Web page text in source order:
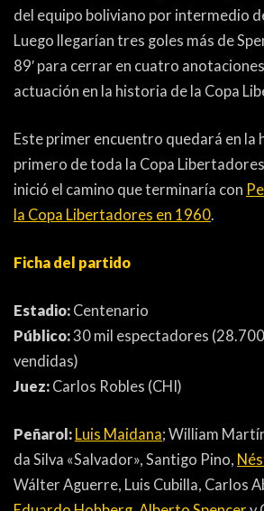
del equipo boliviano por intermedio
Luego llegarían tres goles más de
89′ para cerrar en cuatro
actuación en la historia de la Copa
Este primer encuentro quedará en la
primero de toda la Copa
inició el camino que terminaría con
la Copa Libertadores en 1960.
Ficha del partido
Estadio: Centenario
Público:30 mil espectadores
vendidas)
Juez: Carlos Robles (CHI)
Peñarol: Luis Maidana; William
da Silva «Salvador», Santigo Pino,
Wálter Aguerre, Luis Cubilla, Carlos